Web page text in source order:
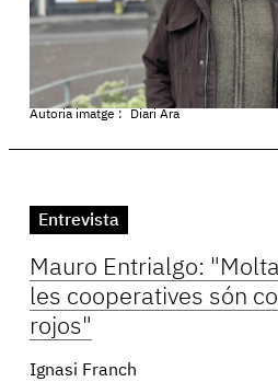
Autoria imatge : Diari Ara
Entrevista
Mauro Entrialgo:
les cooperatives són
rojos"
Ignasi Franch